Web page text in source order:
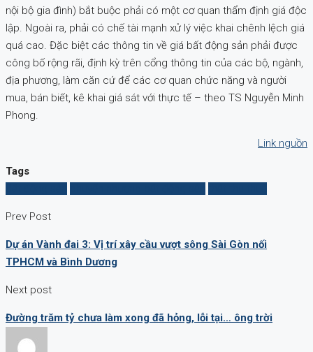
nội bộ gia đình) bắt buộc phải có một cơ quan thẩm định giá độc
lập. Ngoài ra, phải có chế tài mạnh xử lý việc khai chênh lệch giá
quá cao. Đặc biệt các thông tin về giá bất động sản phải được
công bố rộng rãi, định kỳ trên cổng thông tin của các bộ, ngành,
địa phương, làm căn cứ để các cơ quan chức năng và người
mua, bán biết, kê khai giá sát với thực tế – theo TS Nguyễn Minh
Phong.
Link nguồn
Tags
Prev Post
Dự án Vành đai 3: Vị trí xây cầu vượt sông Sài Gòn nối
TPHCM và Bình Dương
Next post
Đường trăm tỷ chưa làm xong đã hỏng, lỗi tại… ông trời